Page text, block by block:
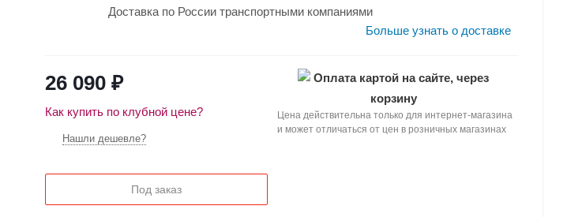
Доставка по России транспортными компаниями
Больше узнать о доставке
26 090 ₽
Как купить по клубной цене?
Нашли дешевле?
Под заказ
Оплата картой на сайте, через
корзину
Цена действительна только для интернет-магазина
и может отличаться от цен в розничных магазинах